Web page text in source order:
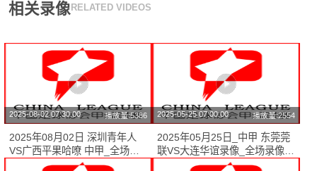
相关录像 RELATED VIDEOS
2025-08-02 07:30:00 播放量:5386
2025年08月02日 深圳青年人
VS广西平果哈嘹 中甲_全场录
像【全场回放】
2025-05-25 07:00:00 播放量:2554
2025年05月25日_中甲 东莞莞
联VS大连华谊录像_全场录像
【全场回放】